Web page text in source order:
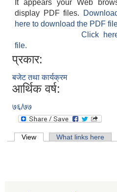
It appears your Web
display PDF files.
here to download the PDF
Click
file.
प्रकार:
बजेट तथा कार्यक्रम
आर्थिक वर्ष:
७६/७७
Primary tabs
View (active tab)What links here